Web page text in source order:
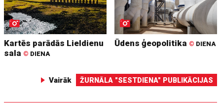
Kartēs parādās Lieldienu
sala © DIENA
Ūdens ģeopolitika © DIENA
Vairāk ŽURNĀLA "SESTDIENA" PUBLIKĀCIJAS